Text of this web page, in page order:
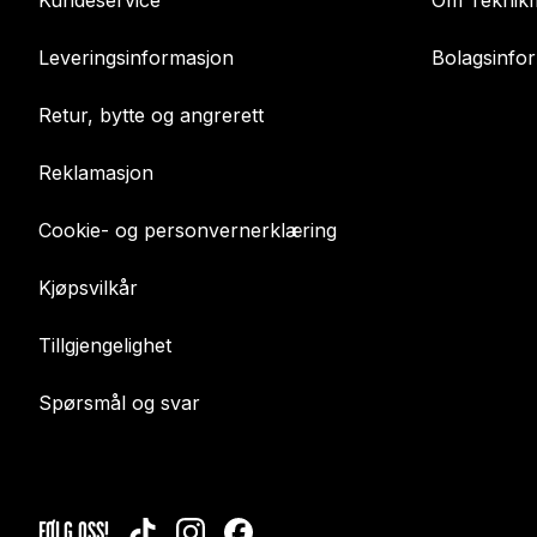
Leveringsinformasjon
Retur, bytte og angrerett
Reklamasjon
Cookie- og personvernerklæring
Kjøpsvilkår
Tillgjengelighet
Spørsmål og svar